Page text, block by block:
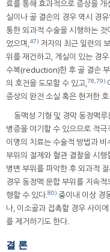
료를 통해 효과적으로 증상을 개
실이나 골 결손의 경우 역시
통한 외과적 수술을 시행하는
었으며,47) 저자의 최근 일련의
위를 재건하고, 게실이 있는 경
수복(reduction)한 후 골 결손
의 호전을 도모할 수 있고,78,79)
증상의 완전 소실 혹은 현저한
동맥성 기형 및 경막 동정맥
병증을 야기할 수 있으므로 적
이명의 치료는 수술적 방법과
부위의 절제와 혈관 결찰을 시
병변 부위를 파악한 후 외과적
경우 동정맥 문합 부위를 지속
행할 수 있다.80) 중이내 이상 경
나, 이소골과 접촉할 경우 사이
를 제거하기도 한다.
결 론